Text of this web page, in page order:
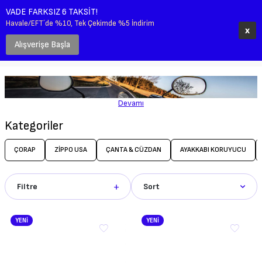
VADE FARKSIZ 6 TAKSİT!
Havale/EFT´de %10, Tek Çekimde %5 İndirim
Alışverişe Başla
x
Anasayfa
Devamı
Kategoriler
ÇORAP ZIPPO USA ÇANTA & CÜZDAN AYAKKABI KORUYUCU
Filtre Sort
YENİ YENİ